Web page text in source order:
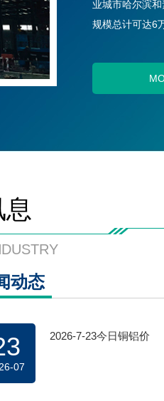
业城市哈尔滨
规模总计可达6
动态
07
2026-7-23今日铜铝价